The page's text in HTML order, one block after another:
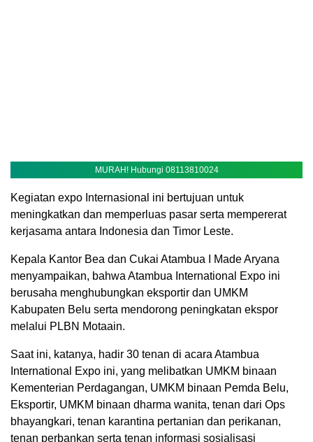
MURAH! Hubungi 08113810024
Kegiatan expo Internasional ini bertujuan untuk
meningkatkan dan memperluas pasar serta mempererat
kerjasama antara Indonesia dan Timor Leste.
Kepala Kantor Bea dan Cukai Atambua I Made Aryana
menyampaikan, bahwa Atambua International Expo ini
berusaha menghubungkan eksportir dan UMKM
Kabupaten Belu serta mendorong peningkatan ekspor
melalui PLBN Motaain.
Saat ini, katanya, hadir 30 tenan di acara Atambua
International Expo ini, yang melibatkan UMKM binaan
Kementerian Perdagangan, UMKM binaan Pemda Belu,
Eksportir, UMKM binaan dharma wanita, tenan dari Ops
bhayangkari, tenan karantina pertanian dan perikanan,
tenan perbankan serta tenan informasi sosialisasi